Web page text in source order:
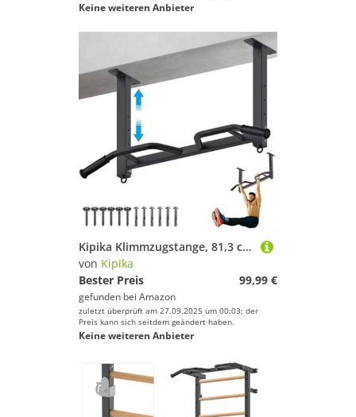
Keine weiteren Anbieter
Kipika Klimmzugstange, 81,3 cm, Deckenmontage, strapazierfähig, verstellbar, multifunktional, Klimmzugstange, Heim-Fitnessstudio, Workout-System, mit Boxsack-Aufhänger und Widerstandsbändern, Training
von Kipika
Bester Preis
99,99 €
gefunden bei Amazon
zuletzt überprüft am 27.09.2025 um 00:03; der
Preis kann sich seitdem geändert haben.
Keine weiteren Anbieter